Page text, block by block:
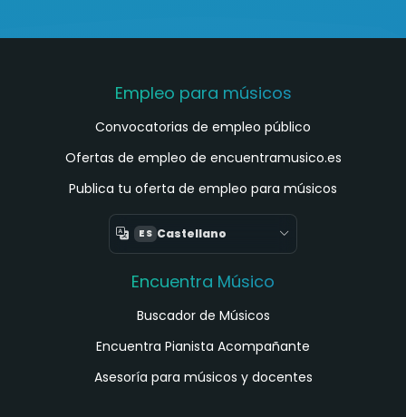
Empleo para músicos
Convocatorias de empleo público
Ofertas de empleo de encuentramusico.es
Publica tu oferta de empleo para músicos
ES Castellano
Encuentra Músico
Buscador de Músicos
Encuentra Pianista Acompañante
Asesoría para músicos y docentes